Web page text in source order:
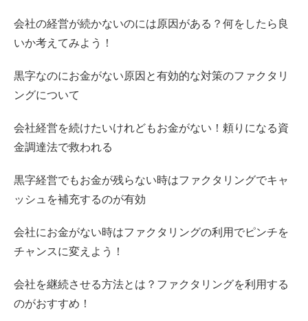
会社の経営が続かないのには原因がある？何をしたら良
いか考えてみよう！
黒字なのにお金がない原因と有効的な対策のファクタリ
ングについて
会社経営を続けたいけれどもお金がない！頼りになる資
金調達法で救われる
黒字経営でもお金が残らない時はファクタリングでキャ
ッシュを補充するのが有効
会社にお金がない時はファクタリングの利用でピンチを
チャンスに変えよう！
会社を継続させる方法とは？ファクタリングを利用する
のがおすすめ！